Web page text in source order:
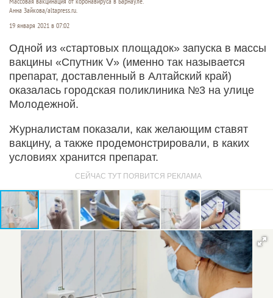
Анна Зайкова/altapress.ru.
19 января 2021 в 07:02
Одной из «стартовых площадок» запуска в массы
вакцины «Спутник V» (именно так называется
препарат, доставленный в Алтайский край)
оказалась городская поликлиника №3 на улице
Молодежной.
Журналистам показали, как желающим ставят
вакцину, а также продемонстрировали, в каких
условиях хранится препарат.